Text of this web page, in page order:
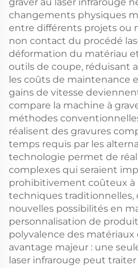
changements physiques
entre différents projets ou
non contact du procédé
déformation du matériau
outils de coupe, réduisant
les coûts de maintenance
gains de vitesse
compare la machine à
méthodes
réalisent des gravures
temps requis par les
technologie permet de
complexes qui seraient
prohibitivement coûteux à
techniques traditionnelles,
nouvelles possibilités en
personnalisation de
polyvalence des
avantage majeur : une
laser infrarouge peut